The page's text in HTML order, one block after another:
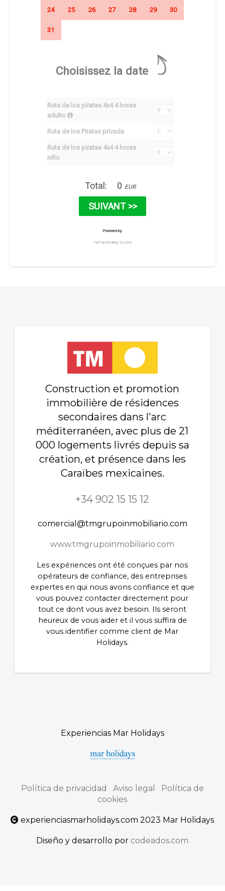
Construction et promotion
immobilière de résidences
secondaires dans l'arc
méditerranéen, avec plus de 21
000 logements livrés depuis sa
création, et présence dans les
Caraïbes mexicaines.
+34 902 15 15 12
comercial@tmgrupoinmobiliario.com
www.tmgrupoinmobiliario.com
Les expériences ont été conçues par nos
opérateurs de confiance, des entreprises
expertes en qui nous avons confiance et que
vous pouvez contacter directement pour
tout ce dont vous avez besoin. Ils seront
heureux de vous aider et il vous suffira de
vous identifier comme client de Mar
Holidays.
Experiencias Mar Holidays
Política de privacidad Aviso legal
Política de
cookies
experienciasmarholidays.com 2023 Mar Holidays
Diseño y desarrollo por codeados.com